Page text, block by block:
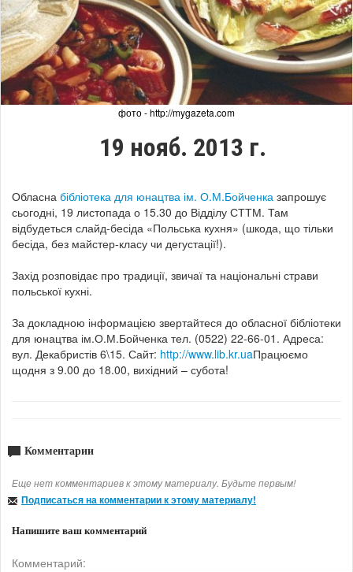
фото - http://mygazeta.com
19 нояб. 2013 г.
Обласна бібліотека для юнацтва ім. О.М.Бойченка запрошує
сьогодні, 19 листопада о 15.30 до Відділу СТТМ. Там
відбудеться слайд-бесіда «Польська кухня» (шкода, що тільки
бесіда, без майстер-класу чи дегустації!).
Захід розповідає про традиції, звичаї та національні страви
польської кухні.
За докладною інформацією звертайтеся до обласної бібліотеки
для юнацтва ім.О.М.Бойченка тел. (0522) 22-66-01. Адреса:
вул. Декабристів 6\15. Сайт: http://www.lib.kr.uaПрацюємо
щодня з 9.00 до 18.00, вихідний – субота!
Комментарии
Еще нет комментариев к этому материалу. Будьте первым!
Подписаться на комментарии к этому материалу!
Напишите ваш комментарий
Комментарий: